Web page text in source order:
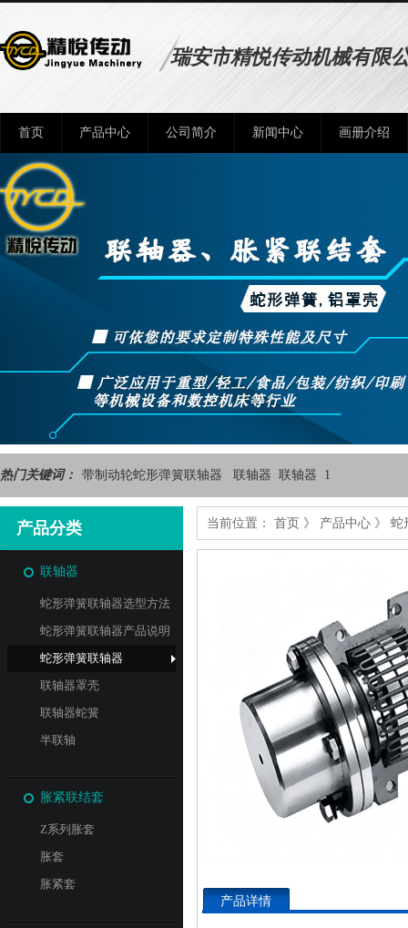
瑞安市精悦传动机械有限
首页 产品中心 公司简介 新闻中心 画册介绍
热门关键词： 带制动轮蛇形弹簧联轴器 联轴器 联轴器 1
产品分类
联轴器
蛇形弹簧联轴器选型方法
与安装
蛇形弹簧联轴器产品说明
蛇形弹簧联轴器
联轴器罩壳
联轴器蛇簧
半联轴
胀紧联结套
Z系列胀套
胀套
胀紧套
当前位置： 首页 》 产品中心 》 蛇
产品详情